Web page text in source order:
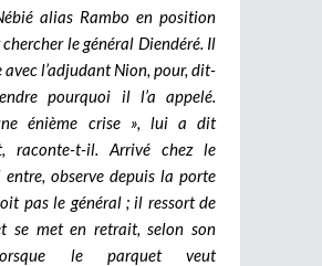
alias Rambo en position
le général Diendéré. Il
avec l’adjudant Nion, pour, dit-
pourquoi il l’a appelé.
énième crise », lui a dit
raconte-t-il. Arrivé chez le
entre, observe depuis la porte
pas le général ; il ressort de
se met en retrait, selon son
le parquet veut